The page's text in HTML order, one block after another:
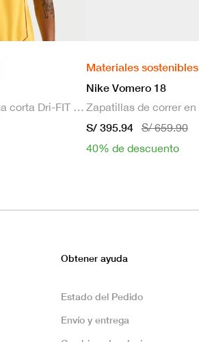
Polo de fútbol de manga corta Dri-FIT para hombre
Materiales sostenibles
Nike Vomero 18
S/ 395.94
S/ 659.90
40% de descuento
Obtener ayuda
Estado del Pedido
Envío y entrega